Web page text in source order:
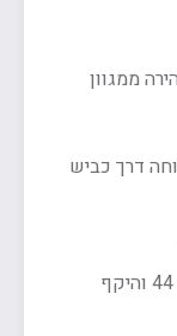
ממגוון
נוחה דרך כביש
15-20 דקות, דרך כביש 44 והיקף